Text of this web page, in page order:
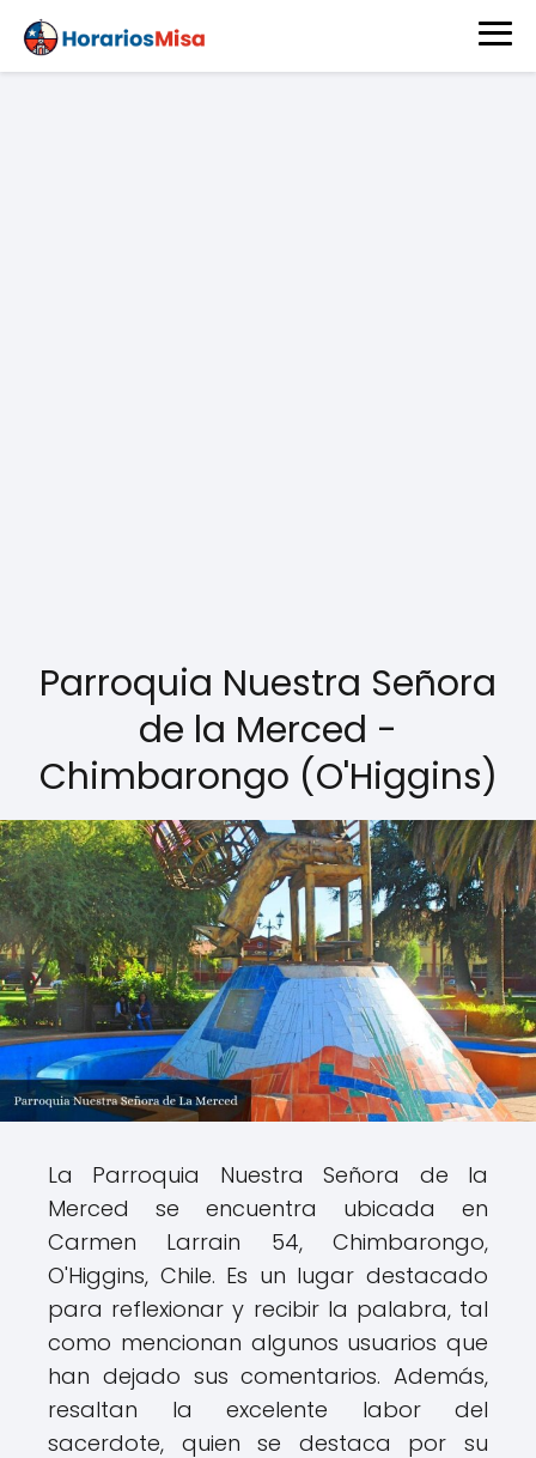
Parroquia Nuestra Señora
de la Merced -
Chimbarongo (O'Higgins)
La Parroquia Nuestra Señora de la
Merced se encuentra ubicada en
Carmen Larrain 54, Chimbarongo,
O'Higgins, Chile. Es un lugar destacado
para reflexionar y recibir la palabra, tal
como mencionan algunos usuarios que
han dejado sus comentarios. Además,
resaltan la excelente labor del
sacerdote, quien se destaca por su